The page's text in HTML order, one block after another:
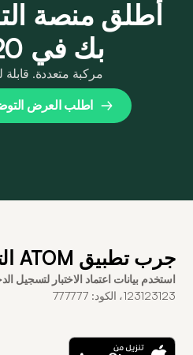
أطلق منصة
بك في 20 يومًا!
مركبة متعددة. قابلة
اطلب العرض
جرب تطبيق ATOM التجريبي
استخدم بيانات اعتماد الاختبار لتسجيل
123123123، الكود: 777777